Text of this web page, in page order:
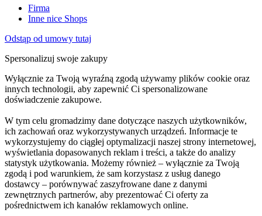
Firma
Inne nice Shops
Odstąp od umowy tutaj
Spersonalizuj swoje zakupy
Wyłącznie za Twoją wyraźną zgodą używamy plików cookie oraz
innych technologii, aby zapewnić Ci spersonalizowane
doświadczenie zakupowe.
W tym celu gromadzimy dane dotyczące naszych użytkowników,
ich zachowań oraz wykorzystywanych urządzeń. Informacje te
wykorzystujemy do ciągłej optymalizacji naszej strony internetowej,
wyświetlania dopasowanych reklam i treści, a także do analizy
statystyk użytkowania. Możemy również – wyłącznie za Twoją
zgodą i pod warunkiem, że sam korzystasz z usług danego
dostawcy – porównywać zaszyfrowane dane z danymi
zewnętrznych partnerów, aby prezentować Ci oferty za
pośrednictwem ich kanałów reklamowych online.